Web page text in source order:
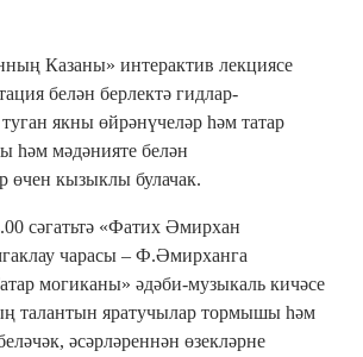
Казаны» интерактив лекциясе
белән берлектә гидлар-
якны өйрәнүчеләр һәм татар
һәм мәдәнияте белән
өчен кызыклы булачак.
сәгатьтә «Фатих Әмирхан
чарасы – Ф.Әмирханга
могиканы» әдәби-музыкаль кичәсе
талантын яратучылар тормышы һәм
әсәрләреннән өзекләрне